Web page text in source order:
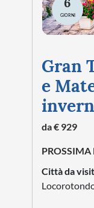
Vedi tutte
Situata nella
della Tuscia
etrusco,
prosperità in
lasciando